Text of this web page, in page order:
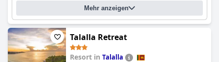
Mehr anzeigen
Talalla Retreat
Resort in Talalla